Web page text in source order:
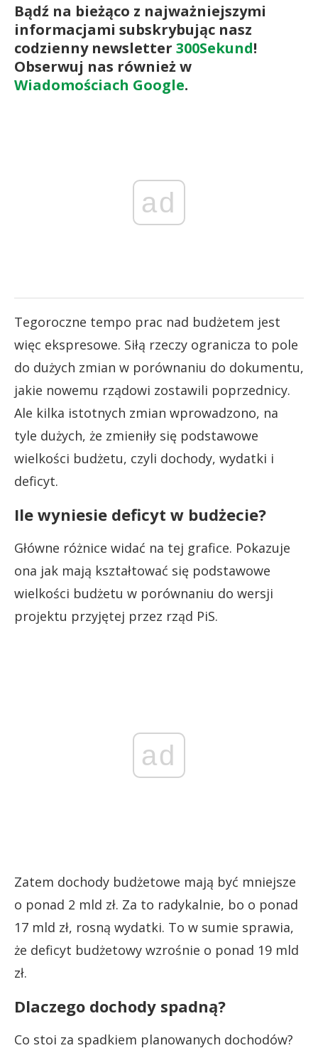
Bądź na bieżąco z najważniejszymi
informacjami subskrybując nasz
codzienny newsletter 300Sekund!
Obserwuj nas również w
Wiadomościach Google.
ad
Tegoroczne tempo prac nad budżetem jest
więc ekspresowe. Siłą rzeczy ogranicza to pole
do dużych zmian w porównaniu do dokumentu,
jakie nowemu rządowi zostawili poprzednicy.
Ale kilka istotnych zmian wprowadzono, na
tyle dużych, że zmieniły się podstawowe
wielkości budżetu, czyli dochody, wydatki i
deficyt.
Ile wyniesie deficyt w budżecie?
Główne różnice widać na tej grafice. Pokazuje
ona jak mają kształtować się podstawowe
wielkości budżetu w porównaniu do wersji
projektu przyjętej przez rząd PiS.
ad
Zatem dochody budżetowe mają być mniejsze
o ponad 2 mld zł. Za to radykalnie, bo o ponad
17 mld zł, rosną wydatki. To w sumie sprawia,
że deficyt budżetowy wzrośnie o ponad 19 mld
zł.
Dlaczego dochody spadną?
Co stoi za spadkiem planowanych dochodów?